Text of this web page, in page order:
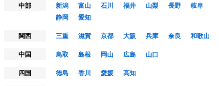
中部
新潟 富山 石川 福井 山梨 長野
岐阜
静岡
愛知
関西
三重 滋賀 京都 大阪 兵庫 奈良
和歌山
中国
鳥取 島根 岡山 広島
山口
四国
徳島 香川 愛媛
高知